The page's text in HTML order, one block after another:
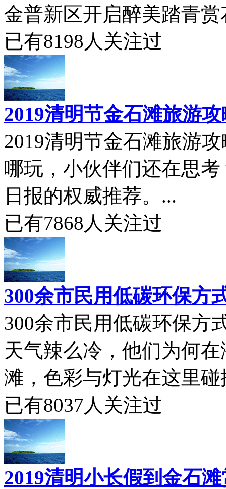
金普新区开启醉美踏青赏
已有8198 人关注过
2019清明节金石滩旅游
2019清明节金石滩旅游
哪玩，小伙伴们还在思
日报的权威推荐。...
已有7868 人关注过
300余市民用低碳环保方
300余市民用低碳环保方
天气辣么冷，他们为何
滩，色彩与灯光在这里碰
已有8037人关注过
2019清明小长假到金石